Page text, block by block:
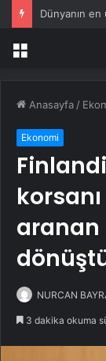
Menü
Anasayfa /
Ekonomi
aranan
NURCAN
3 dakika okuma